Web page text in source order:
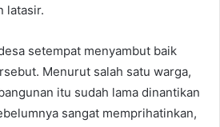
latasir.
setempat menyambut baik
Menurut salah satu warga,
itu sudah lama dinantikan
sangat memprihatinkan,